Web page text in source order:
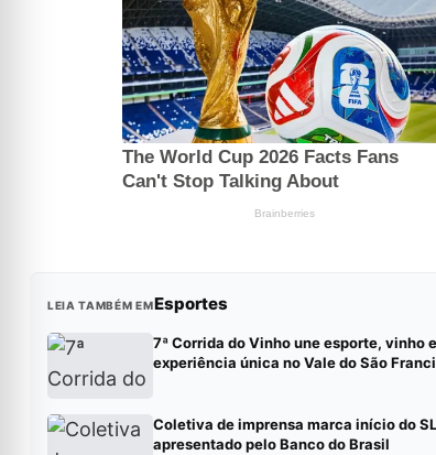
LEIA TAMBÉM EMEsportes
7ª Corrida do Vinho une esporte, vinho
experiência única no Vale do São
Coletiva de imprensa marca início do
apresentado pelo Banco do Brasil